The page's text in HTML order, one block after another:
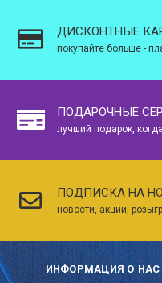
ДИСКОНТНЫЕ
покупайте больше -
ПОДАРОЧНЫЕ
лучший подарок,
ПОДПИСКА НА
новости, акции,
ИНФОРМАЦИЯ О НАС